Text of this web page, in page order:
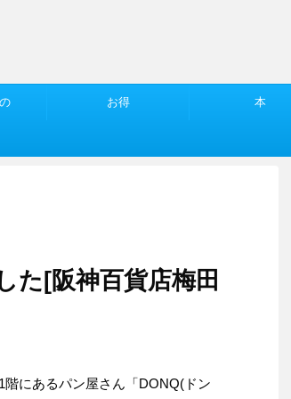
お得 本
た[阪神百貨店梅田
にあるパン屋さん「DONQ(ドン